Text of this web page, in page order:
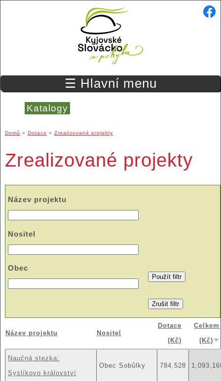
Přejít k hlavnímu obsahu
☰ Hlavní menu
Katalogy
Jste zde
Domů » Dotace » Zrealizované projekty
Zrealizované projekty
Název projektu
Nositel
Obec
Název projektu Nositel
Dotace
(Kč)
Celkem
(Kč)
Naučná stezka:
Syslíkovo království
Obec Sobůlky 784,528